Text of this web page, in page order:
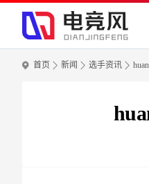
首页 新闻 选手资讯